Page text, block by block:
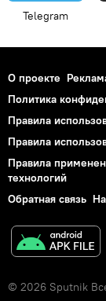
Telegram
О проекте
Политика
Правила
Правила
Правила
технологий
Обратная связь
© 2026 Sputnik